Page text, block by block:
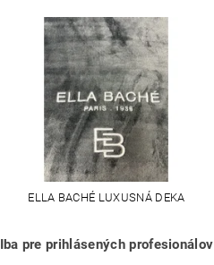
ELLA BACHÉ LUXUSNÁ DEKA
Iba pre prihlásených profesionálov